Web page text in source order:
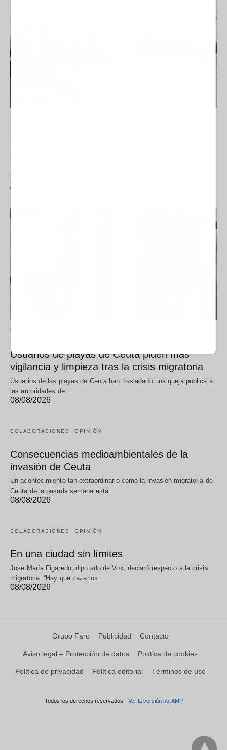
FRONTERA E INMIGRACIÓN
111 detenidos por su presunta relación con la
entrada masiva de inmigrantes en Ceuta
La situación derivada de las recientes avalanchas migratorias en las
fronteras de Marruecos con Ceuta…
08/08/2026
NOTICIAS
Usuarios de playas de Ceuta piden más
vigilancia y limpieza tras la crisis migratoria
Usuarios de las playas de Ceuta han trasladado una queja pública a
las autoridades de…
08/08/2026
COLABORACIONES OPINIÓN
Consecuencias medioambientales de la
invasión de Ceuta
Un acontecimiento tan extraordinario como la invasión migratoria de
Ceuta de la pasada semana está…
08/08/2026
COLABORACIONES OPINIÓN
En una ciudad sin límites
José María Figaredo, diputado de Vox, declaró respecto a la crisis
migratoria: “Hay que cazarlos…
08/08/2026
Grupo Faro Publicidad Contacto
Aviso legal – Protección de datos Política de cookies
Política de privacidad Política editorial Términos de uso
Todos los derechos reservados Ver la versión no-AMP